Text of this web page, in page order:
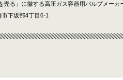
売る」に徹する高圧ガス容器用バルブメーカ
下坂部4丁目6-1